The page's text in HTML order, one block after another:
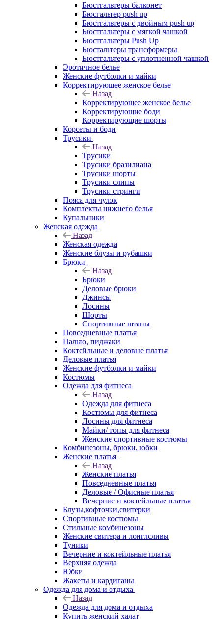
Бюстгальтеры балконет
Бюсгальтер push up
Бюстгальтеры с двойным push up
Бюстгальтеры с мягкой чашкой
Бюстгальтеры Push Up
Бюстальтеры трансформеры
Бюстгальтеры с уплотненной чашкой
Эротичное белье
Женские футболки и майки
Корректирующее женское белье
Назад
Корректирующее женское белье
Корректирующие боди
Корректирующие шорты
Корсеты и боди
Трусики
Назад
Трусики
Трусики бразилиана
Трусики шорты
Трусики слипы
Трусики стринги
Пояса для чулок
Комплекты нижнего белья
Купальники
Женская одежда
Назад
Женская одежда
Женские блузы и рубашки
Брюки
Назад
Брюки
Деловые брюки
Джинсы
Лосины
Шорты
Спортивные штаны
Повседневные платья
Пальто, пиджаки
Коктейльные и деловые платья
Деловые платья
Женские футболки и майки
Костюмы
Одежда для фитнеса
Назад
Одежда для фитнеса
Костюмы для фитнеса
Лосины для фитнеса
Майки/ топы для фитнеса
Женские спортивные костюмы
Комбинезоны, брюки, юбки
Женские платья
Назад
Женские платья
Повседневные платья
Деловые / Офисные платья
Вечерние и коктейльные платья
Блузы,кофточки,свитерки
Спортивные костюмы
Стильные комбинезоны
Женские свитера и лонглсливы
Туники
Вечерние и коктейльные платья
Верхняя одежда
Юбки
Жакеты и кардиганы
Одежда для дома и отдыха
Назад
Одежда для дома и отдыха
Купить женский халат